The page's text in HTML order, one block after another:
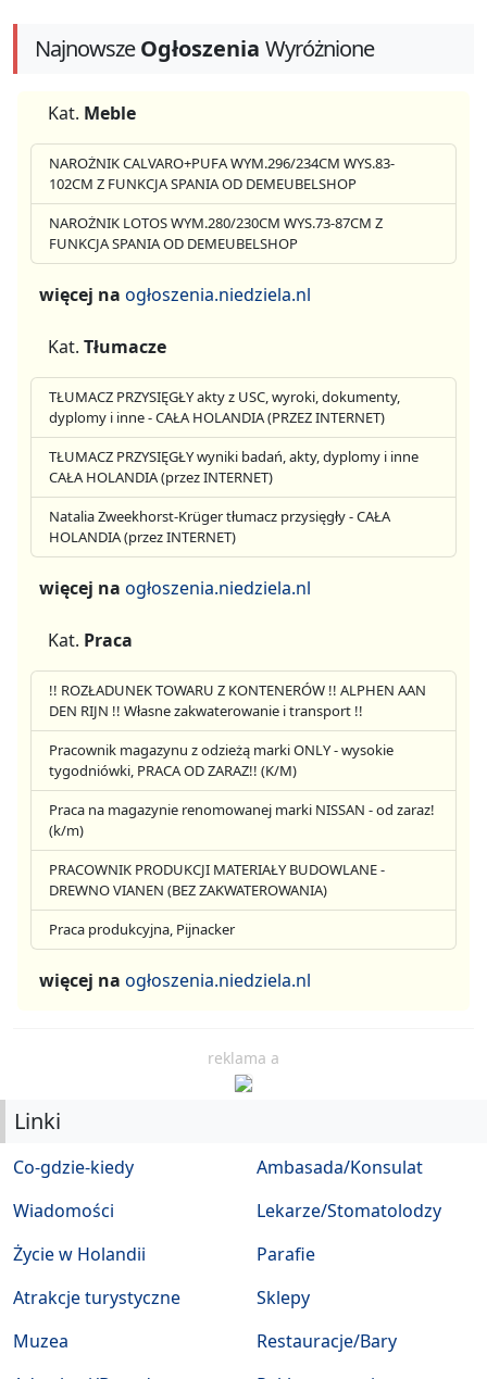
NajnowszeOgłoszenia Wyróżnione
Kat. Meble
NAROŻNIK CALVARO+PUFA WYM.296/234CM WYS.83-
102CM Z FUNKCJA SPANIA OD DEMEUBELSHOP
NAROŻNIK LOTOS WYM.280/230CM WYS.73-87CM Z
FUNKCJA SPANIA OD DEMEUBELSHOP
więcej na ogłoszenia.niedziela.nl
Kat. Tłumacze
TŁUMACZ PRZYSIĘGŁY akty z USC, wyroki, dokumenty,
dyplomy i inne - CAŁA HOLANDIA (PRZEZ INTERNET)
TŁUMACZ PRZYSIĘGŁY wyniki badań, akty, dyplomy i inne
CAŁA HOLANDIA (przez INTERNET)
Natalia Zweekhorst-Krüger tłumacz przysięgły - CAŁA
HOLANDIA (przez INTERNET)
więcej na ogłoszenia.niedziela.nl
Kat. Praca
!! ROZŁADUNEK TOWARU Z KONTENERÓW !! ALPHEN AAN
DEN RIJN !! Własne zakwaterowanie i transport !!
Pracownik magazynu z odzieżą marki ONLY - wysokie
tygodniówki, PRACA OD ZARAZ!! (K/M)
Praca na magazynie renomowanej marki NISSAN - od zaraz!
(k/m)
PRACOWNIK PRODUKCJI MATERIAŁY BUDOWLANE -
DREWNO VIANEN (BEZ ZAKWATEROWANIA)
Praca produkcyjna, Pijnacker
więcej na ogłoszenia.niedziela.nl
reklama a
Linki
Co-gdzie-kiedy
Wiadomości
Życie w Holandii
Atrakcje turystyczne
Muzea
Ambasada/Konsulat
Lekarze/Stomatolodzy
Parafie
Sklepy
Restauracje/Bary